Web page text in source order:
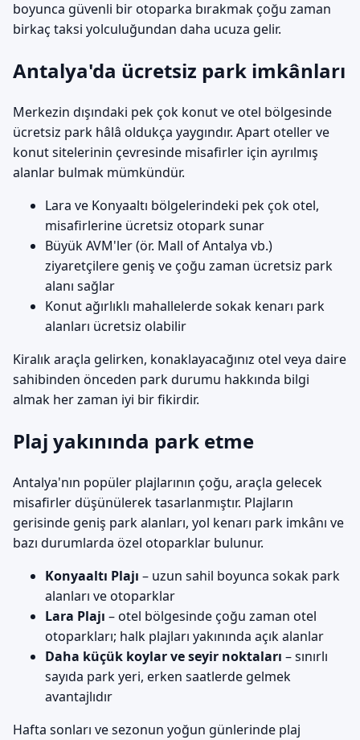
boyunca güvenli bir otoparka bırakmak çoğu zaman
birkaç taksi yolculuğundan daha ucuza gelir.
Antalya'da ücretsiz park imkânları
Merkezin dışındaki pek çok konut ve otel bölgesinde
ücretsiz park hâlâ oldukça yaygındır. Apart oteller ve
konut sitelerinin çevresinde misafirler için ayrılmış
alanlar bulmak mümkündür.
Lara ve Konyaaltı bölgelerindeki pek çok otel,
misafirlerine ücretsiz otopark sunar
Büyük AVM'ler (ör. Mall of Antalya vb.)
ziyaretçilere geniş ve çoğu zaman ücretsiz park
alanı sağlar
Konut ağırlıklı mahallelerde sokak kenarı park
alanları ücretsiz olabilir
Kiralık araçla gelirken, konaklayacağınız otel veya daire
sahibinden önceden park durumu hakkında bilgi
almak her zaman iyi bir fikirdir.
Plaj yakınında park etme
Antalya'nın popüler plajlarının çoğu, araçla gelecek
misafirler düşünülerek tasarlanmıştır. Plajların
gerisinde geniş park alanları, yol kenarı park imkânı ve
bazı durumlarda özel otoparklar bulunur.
Konyaaltı Plajı – uzun sahil boyunca sokak park
alanları ve otoparklar
Lara Plajı – otel bölgesinde çoğu zaman otel
otoparkları; halk plajları yakınında açık alanlar
Daha küçük koylar ve seyir noktaları – sınırlı
sayıda park yeri, erken saatlerde gelmek
avantajlıdır
Hafta sonları ve sezonun yoğun günlerinde plaj